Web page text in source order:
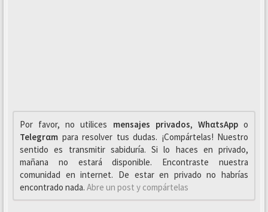
Por favor, no utilices mensajes privados, WhαtsAppo
Telegrαm para resolver tus dudas. ¡Compártelas! Nuestro
sentido es transmitir sabiduría. Si lo haces en privado,
mañana no estará disponible. Encontraste nuestra
comunidad en internet. De estar en privado no habrías
encontrado nada. Abre un post y compártelas